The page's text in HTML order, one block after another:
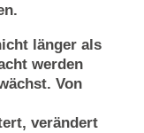
länger als
werden
Von
verändert